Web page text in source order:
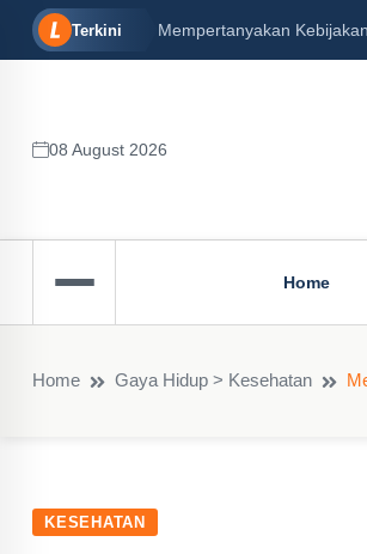
Terkini
16/12/2024) Peran Besar Tuhan…
08 August 2026
Home
Home Gaya Hidup > Kesehatan
KESEHATAN